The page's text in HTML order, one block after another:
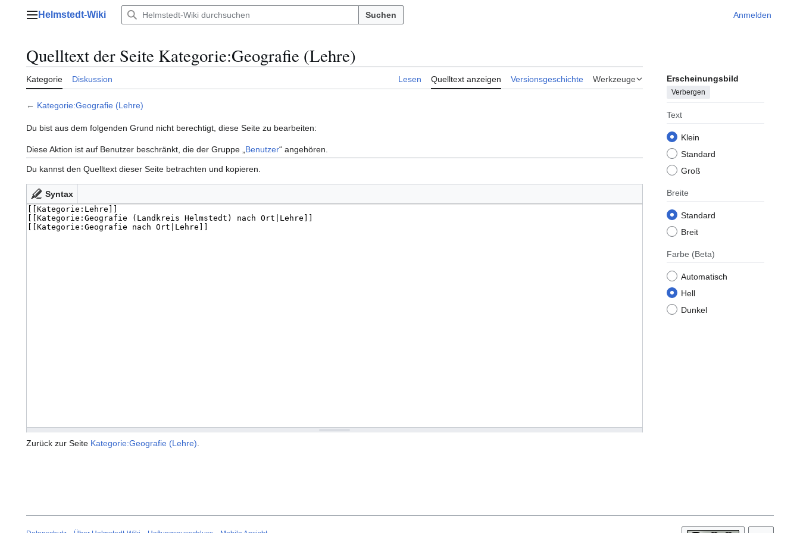
Hauptmenü
Helmstedt-Wiki Suchen Anmelden
Quelltext der Seite Kategorie:Geografie (Lehre)
Kategorie Diskussion Lesen Quelltext anzeigen Versionsgeschichte Werkzeuge Erscheinungsbild
Verbergen
Text
Klein
Standard
Groß
Breite
Standard
Breit
Farbe (Beta)
Automatisch
Hell
Dunkel
← Kategorie:Geografie (Lehre)
Du bist aus dem folgenden Grund nicht berechtigt, diese Seite zu bearbeiten:
Diese Aktion ist auf Benutzer beschränkt, die der Gruppe „ Benutzer“ angehören.
Du kannst den Quelltext dieser Seite betrachten und kopieren.
Syntax
Zurück zur Seite Kategorie:Geografie (Lehre)